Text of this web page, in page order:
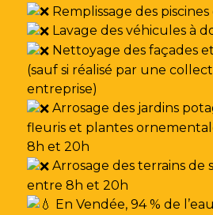
Remplissage des
Lavage des véhicules à
Nettoyage des façades
(sauf si réalisé par une
entreprise)
Arrosage des jardins
fleuris et plantes
8h et 20h
Arrosage des terrains de
entre 8h et 20h
En Vendée, 94 % de